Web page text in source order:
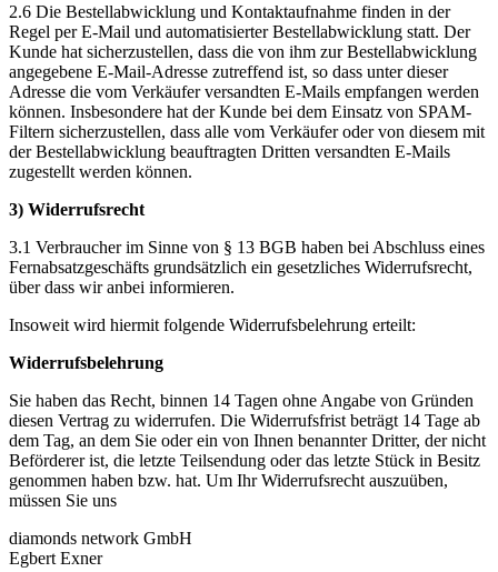
2.6 Die Bestellabwicklung und Kontaktaufnahme finden in der
Regel per E-Mail und automatisierter Bestellabwicklung statt. Der
Kunde hat sicherzustellen, dass die von ihm zur Bestellabwicklung
angegebene E-Mail-Adresse zutreffend ist, so dass unter dieser
Adresse die vom Verkäufer versandten E-Mails empfangen werden
können. Insbesondere hat der Kunde bei dem Einsatz von SPAM-
Filtern sicherzustellen, dass alle vom Verkäufer oder von diesem mit
der Bestellabwicklung beauftragten Dritten versandten E-Mails
zugestellt werden können.
3) Widerrufsrecht
3.1 Verbraucher im Sinne von § 13 BGB haben bei Abschluss eines
Fernabsatzgeschäfts grundsätzlich ein gesetzliches Widerrufsrecht,
über dass wir anbei informieren.
Insoweit wird hiermit folgende Widerrufsbelehrung erteilt:
Widerrufsbelehrung
Sie haben das Recht, binnen 14 Tagen ohne Angabe von Gründen
diesen Vertrag zu widerrufen. Die Widerrufsfrist beträgt 14 Tage ab
dem Tag, an dem Sie oder ein von Ihnen benannter Dritter, der nicht
Beförderer ist, die letzte Teilsendung oder das letzte Stück in Besitz
genommen haben bzw. hat. Um Ihr Widerrufsrecht auszuüben,
müssen Sie uns
diamonds network GmbH
Egbert Exner